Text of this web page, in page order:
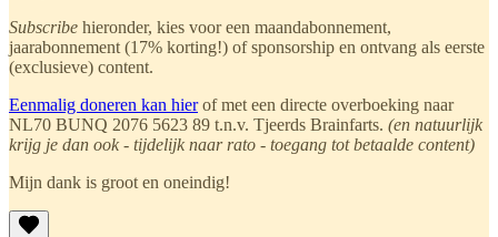
Subscribe hieronder, kies voor een maandabonnement,
jaarabonnement (17% korting!) of sponsorship en ontvang als eerste
(exclusieve) content.
Eenmalig doneren kan hierof met een directe overboeking naar
NL70 BUNQ 2076 5623 89 t.n.v. Tjeerds Brainfarts. (en natuurlijk
krijg je dan ook - tijdelijk naar rato - toegang tot betaalde content)
Mijn dank is groot en oneindig!